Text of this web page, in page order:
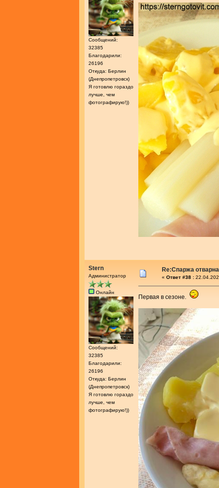
Сообщений:
32385
Благодарили:
26196
Откуда: Берлин
(Днепропетровск)
Я готовлю гораздо
лучше, чем
фотографирую!))
Stern
Администратор
Онлайн
Сообщений:
32385
Благодарили:
26196
Откуда: Берлин
(Днепропетровск)
Я готовлю гораздо
лучше, чем
фотографирую!))
Re:Спаржа
« Ответ #38 :
Первая в сезоне.